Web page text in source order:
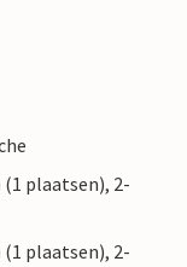
plaatsen), 2-
plaatsen), 2-